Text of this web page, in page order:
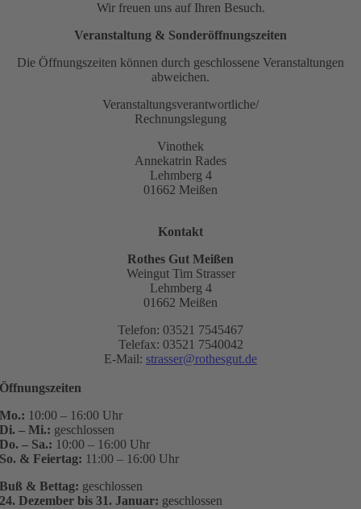
Wir freuen uns auf Ihren Besuch.
Veranstaltung & Sonderöffnungszeiten
Die Öffnungszeiten können durch geschlossene Veranstaltungen
abweichen.
Veranstaltungsverantwortliche/
Rechnungslegung
Vinothek
Annekatrin Rades
Lehmberg 4
01662 Meißen
Kontakt
Rothes Gut Meißen
Weingut Tim Strasser
Lehmberg 4
01662 Meißen
Telefon: 03521 7545467
Telefax: 03521 7540042
E-Mail: strasser@rothesgut.de
Öffnungszeiten
Mo.: 10:00 – 16:00 Uhr
Di. – Mi.: geschlossen
Do. – Sa.: 10:00 – 16:00 Uhr
So. & Feiertag: 11:00 – 16:00 Uhr
Buß & Bettag: geschlossen
24. Dezember bis 31. Januar: geschlossen